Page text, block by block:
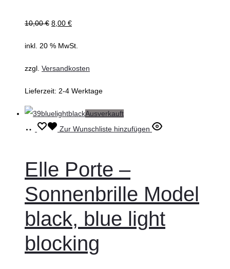
10,00€ 8,00 €
inkl. 20 % MwSt.
zzgl. Versandkosten
Lieferzeit: 2-4 Werktage
Ausverkauft
WeiterlesenZur Wunschliste hinzufügen
Elle Porte –
Sonnenbrille Model
black, blue light
blocking